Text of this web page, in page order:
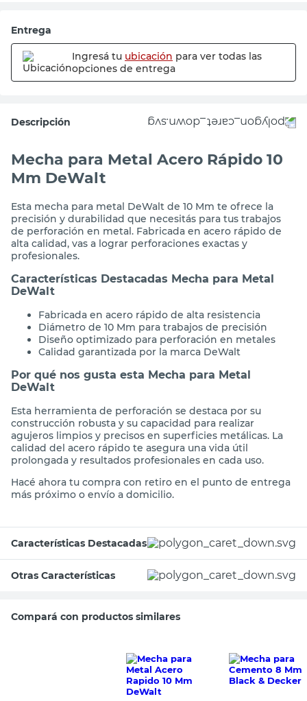
Entrega
Ingresá tu ubicación
opciones de entrega
Mecha para Metal Acero Rápido 10
Esta mecha para metal DeWalt de 10 Mm te ofrece la
precisión y durabilidad que necesitás para tus trabajos
de perforación en metal. Fabricada en acero rápido de
alta calidad, vas a lograr perforaciones exactas y
profesionales.
Características Destacadas Mecha para Metal
Fabricada en acero rápido de alta resistencia
Diámetro de 10 Mm para trabajos de precisión
Diseño optimizado para perforación en metales
Calidad garantizada por la marca DeWalt
Por qué nos gusta esta Mecha para Metal
Esta herramienta de perforación se destaca por su
construcción robusta y su capacidad para realizar
agujeros limpios y precisos en superficies metálicas. La
calidad del acero rápido te asegura una vida útil
prolongada y resultados profesionales en cada uso.
Hacé ahora tu compra con retiro en el punto de entrega
Características Destacadas